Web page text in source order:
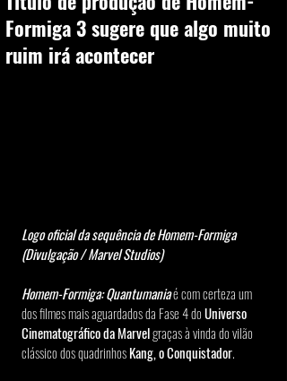
Formiga 3 sugere que algo muito
ruim irá acontecer
Logo oficial da sequência de Homem-Formiga
(Divulgação / Marvel Studios)
Homem-Formiga: Quantumania é com certeza um
dos filmes mais aguardados da Fase 4 do Universo
Cinematográfico da Marvel graças à vinda do vilão
clássico dos quadrinhos Kang, o Conquistador.